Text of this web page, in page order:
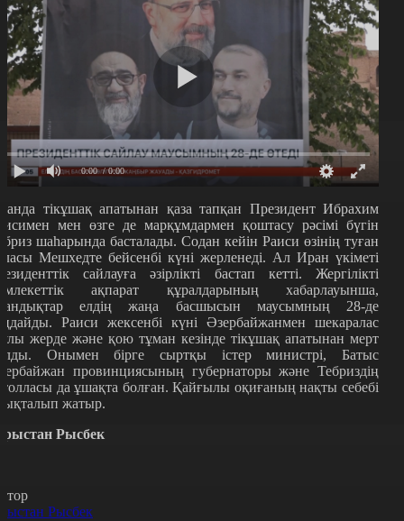
0:00 / 0:00
тікұшақ апатынан қаза тапқан Президент Ибрахим
мен өзге де марқұмдармен қоштасу рәсімі бүгін
шаһарында басталады. Содан кейін Раиси өзінің туған
Мешхедте бейсенбі күні жерленеді. Ал Иран үкіметі
сайлауға әзірлікті бастап кетті. Жергілікті
ақпарат құралдарының хабарлауынша,
елдің жаңа басшысын маусымның 28-де
Раиси жексенбі күні Әзербайжанмен шекаралас
жерде және қою тұман кезінде тікұшақ апатынан мерт
Онымен бірге сыртқы істер министрі, Батыс
провинциясының губернаторы және Тебриздің
да ұшақта болған. Қайғылы оқиғаның нақты себебі
жатыр.
Рысбек
Рысбек